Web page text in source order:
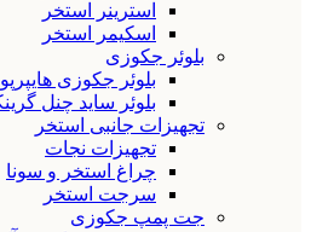
استرینر استخر
اسکیمر استخر
بلوئر جکوزی
بلوئر جکوزی
بلوئر ساید چنل
تجهیزات جانبی استخر
تجهیزات نجات
چراغ استخر و سونا
سرجت استخر
جت پمپ جکوزی